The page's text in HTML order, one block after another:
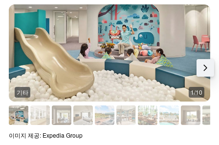
기타 1/10
이미지 제공: Expedia Group